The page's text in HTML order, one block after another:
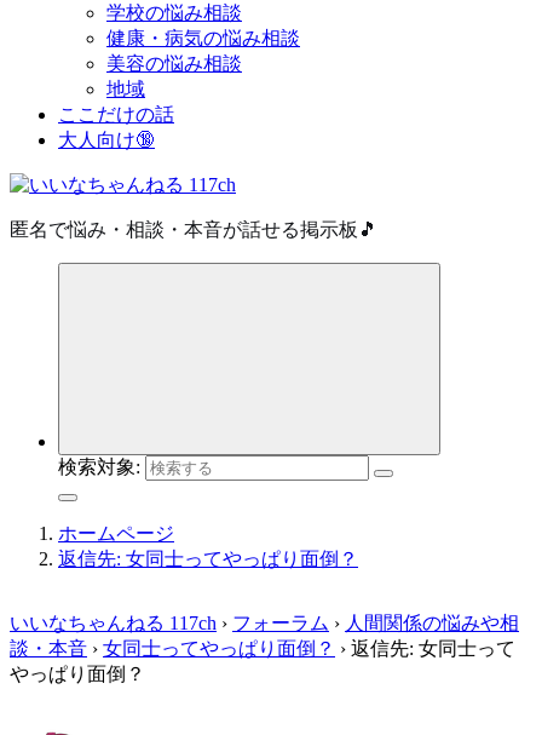
学校の悩み相談
健康・病気の悩み相談
美容の悩み相談
地域
ここだけの話
大人向け🔞
匿名で悩み・相談・本音が話せる掲示板🎵
検索対象:
ホームページ
返信先: 女同士ってやっぱり面倒？
いいなちゃんねる 117ch › フォーラム › 人間関係の悩みや相
談・本音 › 女同士ってやっぱり面倒？ › 返信先: 女同士って
やっぱり面倒？